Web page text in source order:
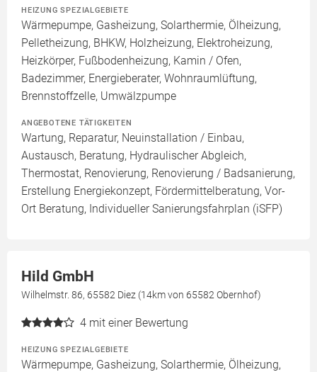
HEIZUNG SPEZIALGEBIETE
Wärmepumpe, Gasheizung, Solarthermie, Ölheizung,
Pelletheizung, BHKW, Holzheizung, Elektroheizung,
Heizkörper, Fußbodenheizung, Kamin / Ofen,
Badezimmer, Energieberater, Wohnraumlüftung,
Brennstoffzelle, Umwälzpumpe
ANGEBOTENE TÄTIGKEITEN
Wartung, Reparatur, Neuinstallation / Einbau,
Austausch, Beratung, Hydraulischer Abgleich,
Thermostat, Renovierung, Renovierung / Badsanierung,
Erstellung Energiekonzept, Fördermittelberatung, Vor-
Ort Beratung, Individueller Sanierungsfahrplan (iSFP)
Hild GmbH
Wilhelmstr. 86, 65582 Diez (14km von 65582 Obernhof)
4 mit einer Bewertung
HEIZUNG SPEZIALGEBIETE
Wärmepumpe, Gasheizung, Solarthermie, Ölheizung,